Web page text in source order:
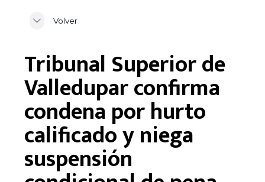
Volver
Tribunal Superior de
Valledupar confirma
condena por hurto
calificado y niega
suspensión